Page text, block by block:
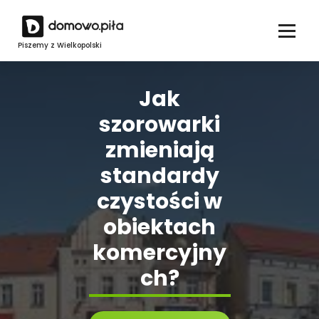
content
Piszemy z Wielkopolski
Jak
szorowarki
zmieniają
standardy
czystości w
obiektach
komercyjny
ch?